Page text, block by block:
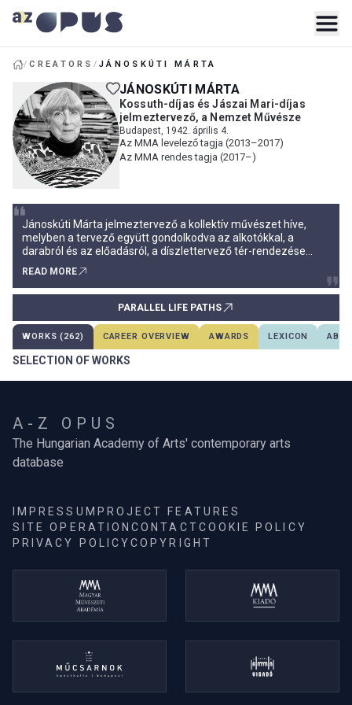
/CREATORS /JÁNOSKÚTI MÁRTA
JÁNOSKÚTI MÁRTA
Kossuth-díjas és Jászai Mari-díjas
jelmeztervező, a Nemzet Művésze
Budapest, 1942. április 4.
Az MMA levelező tagja (2013–2017)
Az MMA rendes tagja (2017–)
Jánoskúti Márta jelmeztervező a kollektív művészet híve,
melyben a tervező együtt gondolkodva az alkotókkal, a
darabról és az előadásról, a díszlettervező tér-rendezése
kosztümjeit, jelmezeit. Erősen hatott rá a századforduló és a
szecesszió formavilága, az orosz irodalom és a kiváló
színművész, tervező és rendező alkotótársak.
READ MORE
PARALLEL LIFE PATHS
WORKS (262) CAREER OVERVIEW AWARDS LEXICON
SELECTION OF WORKS
A-Z OPUS
The Hungarian Academy of Arts' contemporary arts
database
IMPRESSUM PROJECT FEATURES
SITE OPERATIONCONTACTCOOKIE POLICY
PRIVACY POLICYCOPYRIGHT